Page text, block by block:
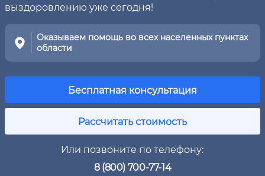
выздоровлению уже сегодня!
Оказываем помощь во всех населенных пунктах
области
Бесплатная консультация
Рассчитать стоимость
Или позвоните по телефону:
8 (800) 700-77-14